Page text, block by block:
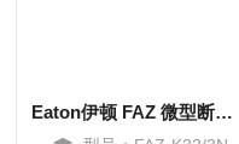
Eaton伊顿 FAZ 微型断路器